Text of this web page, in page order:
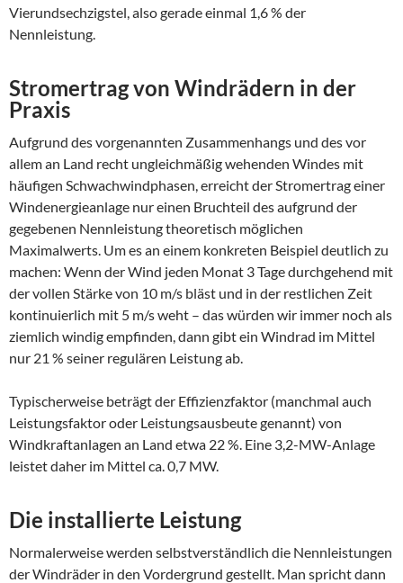
Vierundsechzigstel, also gerade einmal 1,6 % der
Nennleistung.
Stromertrag von Windrädern in der
Praxis
Aufgrund des vorgenannten Zusammenhangs und des vor
allem an Land recht ungleichmäßig wehenden Windes mit
häufigen Schwachwindphasen, erreicht der Stromertrag einer
Windenergieanlage nur einen Bruchteil des aufgrund der
gegebenen Nennleistung theoretisch möglichen
Maximalwerts. Um es an einem konkreten Beispiel deutlich zu
machen: Wenn der Wind jeden Monat 3 Tage durchgehend mit
der vollen Stärke von 10 m/s bläst und in der restlichen Zeit
kontinuierlich mit 5 m/s weht – das würden wir immer noch als
ziemlich windig empfinden, dann gibt ein Windrad im Mittel
nur 21 % seiner regulären Leistung ab.
Typischerweise beträgt der Effizienzfaktor (manchmal auch
Leistungsfaktor oder Leistungsausbeute genannt) von
Windkraftanlagen an Land etwa 22 %. Eine 3,2-MW-Anlage
leistet daher im Mittel ca. 0,7 MW.
Die installierte Leistung
Normalerweise werden selbstverständlich die Nennleistungen
der Windräder in den Vordergrund gestellt. Man spricht dann